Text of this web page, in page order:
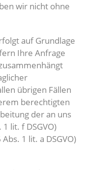
wir nicht ohne
auf Grundlage
Ihre Anfrage
übrigen Fällen
berechtigten
der an uns
lit. f DSGVO)
1 lit. a DSGVO)